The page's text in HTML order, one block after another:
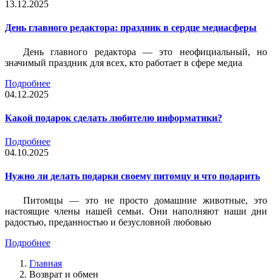
13.12.2025
День главного редактора: праздник в сердце медиасферы
День главного редактора — это неофициальный, но
значимый праздник для всех, кто работает в сфере медиа
Подробнее
04.12.2025
Какой подарок сделать любителю информатики?
Подробнее
04.10.2025
Нужно ли делать подарки своему питомцу и что подарить
Питомцы — это не просто домашние животные, это
настоящие члены нашей семьи. Они наполняют наши дни
радостью, преданностью и безусловной любовью
Подробнее
Главная
Возврат и обмен